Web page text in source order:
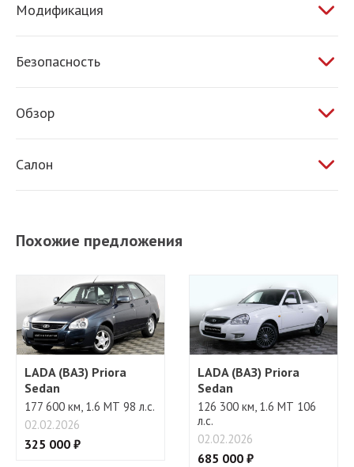
Модификация
Безопасность
Обзор
Салон
Похожие предложения
LADA (ВАЗ) Priora
Sedan
177 600 км, 1.6 МТ 98 л.с.
02.02.2026
325 000 ₽
LADA (ВАЗ) Priora
Sedan
126 300 км, 1.6 МТ 106
л.с.
02.02.2026
685 000 ₽